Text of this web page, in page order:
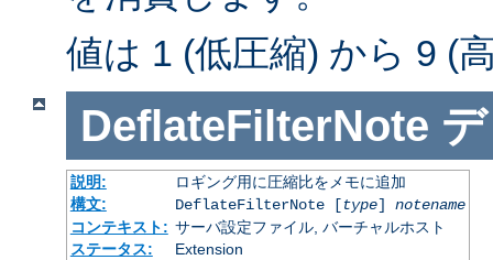
値は 1 (低圧縮) から 9 (
DeflateFilterNote
説明:
ロギング用に圧縮比をメモに追加
構文:
DeflateFilterNote [type] notename
コンテキスト: サーバ設定ファイル, バーチャルホスト
ステータス:
Extension